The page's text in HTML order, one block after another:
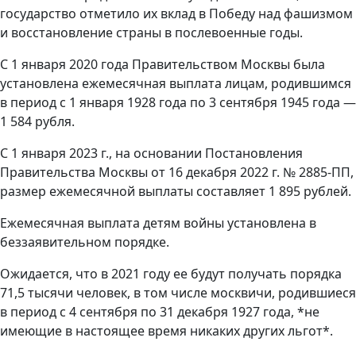
государство отметило их вклад в Победу над фашизмом
и восстановление страны в послевоенные годы.
С 1 января 2020 года Правительством Москвы была
установлена ежемесячная выплата лицам, родившимся
в период с 1 января 1928 года по 3 сентября 1945 года —
1 584 рубля.
С 1 января 2023 г., на основании Постановления
Правительства Москвы от 16 декабря 2022 г. № 2885-ПП,
размер ежемесячной выплаты составляет 1 895 рублей.
Ежемесячная выплата детям войны установлена в
беззаявительном порядке.
Ожидается, что в 2021 году ее будут получать порядка
71,5 тысячи человек, в том числе москвичи, родившиеся
в период с 4 сентября по 31 декабря 1927 года, *не
имеющие в настоящее время никаких других льгот*.